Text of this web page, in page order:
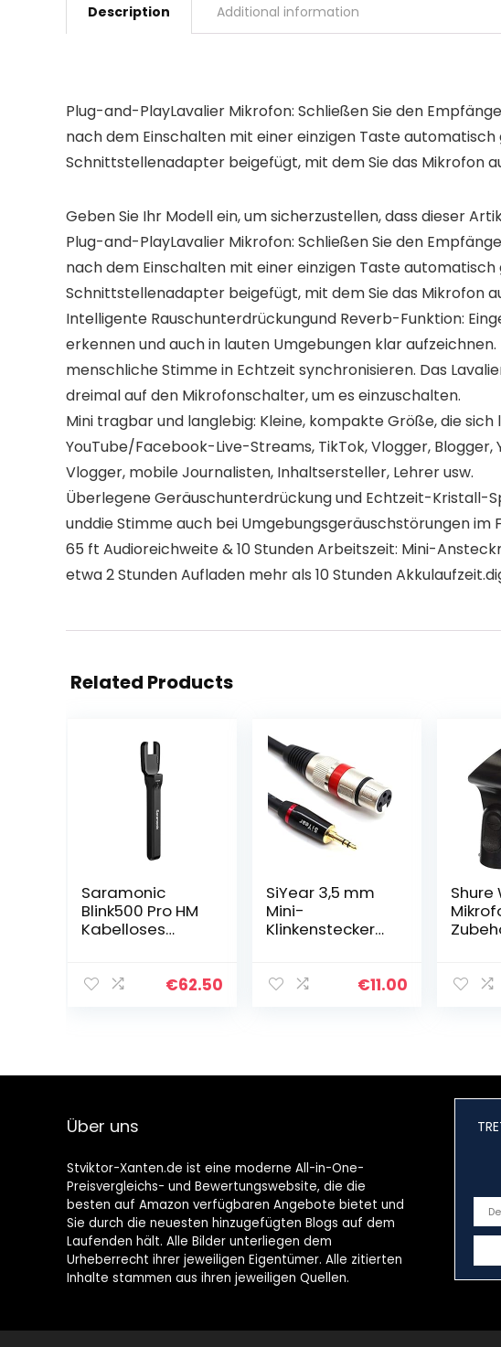
Description Additional information
Plug-and-PlayLavalier Mikrofon: Schließen Sie den
nach dem Einschalten mit einer einzigen Taste
Schnittstellenadapter beigefügt, mit dem Sie das Mikrofon
Geben Sie Ihr Modell ein, um sicherzustellen, dass dieser
Plug-and-PlayLavalier Mikrofon: Schließen Sie den
nach dem Einschalten mit einer einzigen Taste
Schnittstellenadapter beigefügt, mit dem Sie das Mikrofon
Intelligente Rauschunterdrückungund Reverb-Funktion:
erkennen und auch in lauten Umgebungen klar
menschliche Stimme in Echtzeit synchronisieren. Das
dreimal auf den Mikrofonschalter, um es einzuschalten.
Mini tragbar und langlebig: Kleine, kompakte Größe, die
YouTube/Facebook-Live-Streams, TikTok, Vlogger,
Vlogger, mobile Journalisten, Inhaltsersteller, Lehrer usw.
Überlegene Geräuschunterdrückung und Echtzeit-Kristall-
unddie Stimme auch bei Umgebungsgeräuschstörungen im
65 ft Audioreichweite & 10 Stunden Arbeitszeit: Mini-
etwa 2 Stunden Aufladen mehr als 10 Stunden
Related Products
Saramonic
Blink500 Pro HM
Kabelloses
Handmikrofon-
€62.50
SiYear 3,5 mm
Mini-
Klinkenstecker
Mikrofonkabel,
€11.00
Shure
Über uns
Stviktor-Xanten.de ist eine moderne All-in-One-
Preisvergleichs- und Bewertungswebsite, die die
besten auf Amazon verfügbaren Angebote bietet und
Sie durch die neuesten hinzugefügten Blogs auf dem
Laufenden hält. Alle Bilder unterliegen dem
Urheberrecht ihrer jeweiligen Eigentümer. Alle zitierten
Inhalte stammen aus ihren jeweiligen Quellen.